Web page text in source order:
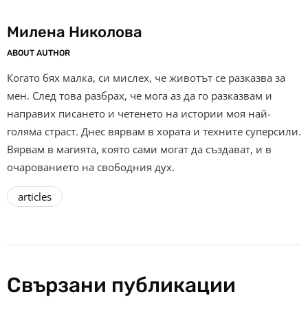
Милена Николова
ABOUT AUTHOR
Когато бях малка, си мислех, че животът се разказва за
мен. След това разбрах, че мога аз да го разказвам и
направих писането и четенето на истории моя най-
голяма страст. Днес вярвам в хората и техните суперсили.
Вярвам в магията, която сами могат да създават, и в
очарованието на свободния дух.
articles
Свързани публикации